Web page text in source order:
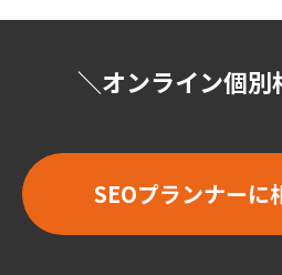
＼オンライン個別
SEOプランナーに